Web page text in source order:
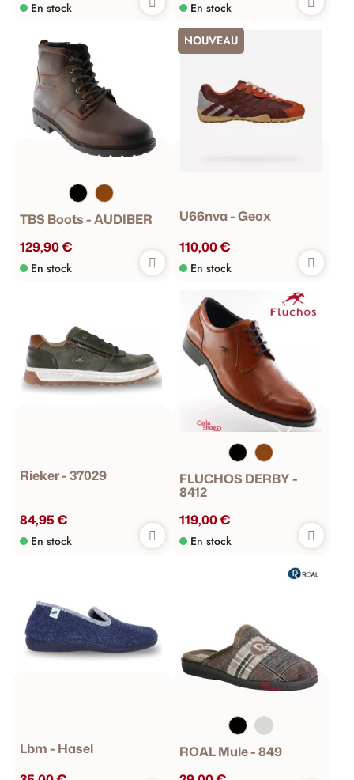
En stock En stock
TBS Boots - AUDIBER
129,90 €
En stock
U66nva - Geox
110,00 €
En stock
NOUVEAU
Rieker - 37029
84,95 €
En stock
FLUCHOS DERBY -
8412
119,00 €
En stock
Lbm - Hasel
ROAL Mule - 849